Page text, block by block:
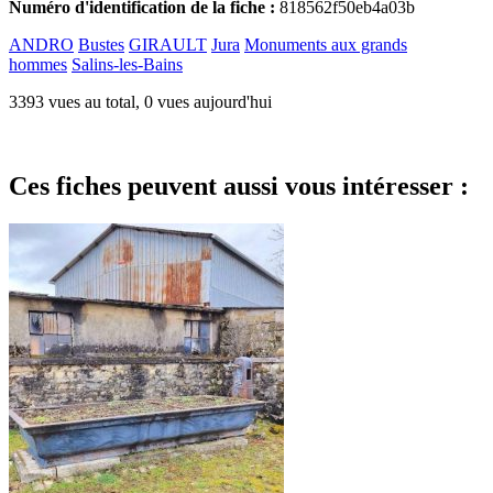
Numéro d'identification de la fiche : 818562f50eb4a03b
ANDRO Bustes GIRAULT Jura Monuments aux grands
hommes Salins-les-Bains
3393 vues au total, 0 vues aujourd'hui
Ces fiches peuvent aussi vous intéresser :